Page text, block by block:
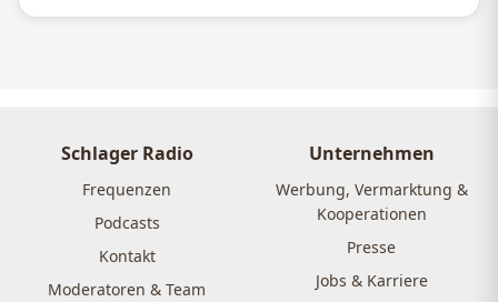
Schlager Radio
Frequenzen
Podcasts
Kontakt
Moderatoren & Team
Unternehmen
Werbung, Vermarktung &
Kooperationen
Presse
Jobs & Karriere